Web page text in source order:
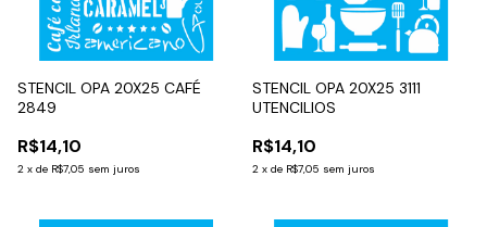
STENCIL OPA 20X25 CAFÉ
2849
R$14,10
2 x de R$7,05 sem juros
STENCIL OPA 20X25 3111
UTENCILIOS
R$14,10
2 x de R$7,05 sem juros